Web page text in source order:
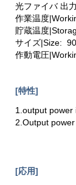
光ファイバ 出
作業温度
貯蔵温度
サイズ|Size:
作動電圧
[特性]
1.output power
2.Output
[応用]